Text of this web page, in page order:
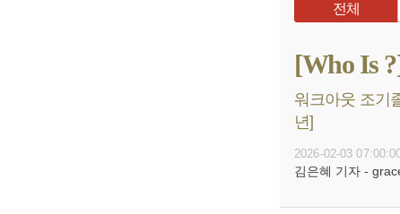
전체
[Who Is
워크아웃 조기
년]
2026-02-03
김은혜 기자 -